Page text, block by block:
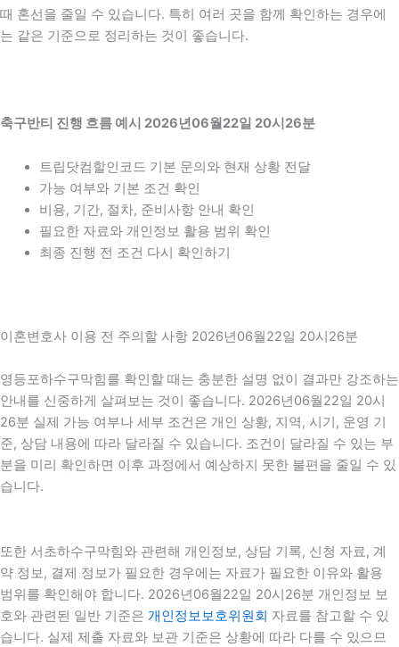
때 혼선을 줄일 수 있습니다. 특히 여러 곳을 함께 확인하는 경우에
는 같은 기준으로 정리하는 것이 좋습니다.
축구반티 진행 흐름 예시 2026년06월22일 20시26분
트립닷컴할인코드 기본 문의와 현재 상황 전달
가능 여부와 기본 조건 확인
비용, 기간, 절차, 준비사항 안내 확인
필요한 자료와 개인정보 활용 범위 확인
최종 진행 전 조건 다시 확인하기
이혼변호사 이용 전 주의할 사항 2026년06월22일 20시26분
영등포하수구막힘를 확인할 때는 충분한 설명 없이 결과만 강조하는
안내를 신중하게 살펴보는 것이 좋습니다. 2026년06월22일 20시
26분 실제 가능 여부나 세부 조건은 개인 상황, 지역, 시기, 운영 기
준, 상담 내용에 따라 달라질 수 있습니다. 조건이 달라질 수 있는 부
분을 미리 확인하면 이후 과정에서 예상하지 못한 불편을 줄일 수 있
습니다.
또한 서초하수구막힘와 관련해 개인정보, 상담 기록, 신청 자료, 계
약 정보, 결제 정보가 필요한 경우에는 자료가 필요한 이유와 활용
범위를 확인해야 합니다. 2026년06월22일 20시26분 개인정보 보
호와 관련된 일반 기준은 개인정보보호위원회 자료를 참고할 수 있
습니다. 실제 제출 자료와 보관 기준은 상황에 따라 다를 수 있으므